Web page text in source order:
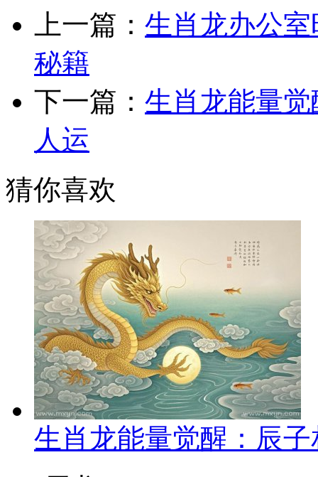
上一篇： 生肖龙办公
秘籍
下一篇： 生肖龙能量
人运
猜你喜欢
生肖龙能量觉醒：辰